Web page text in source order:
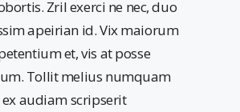
Zril exerci ne nec, duo
apeirian id. Vix maiorum
et, vis at posse
Tollit melius numquam
ex audiam scripserit